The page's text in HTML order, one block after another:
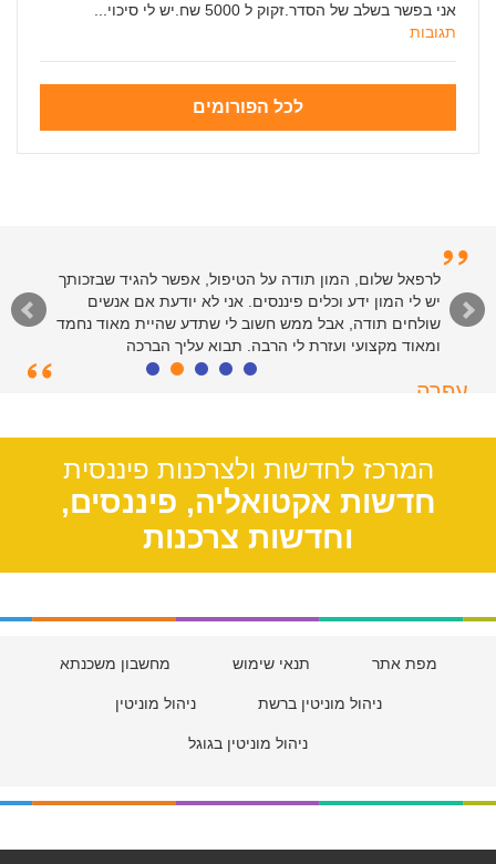
אני בפשר בשלב של הסדר.זקוק ל 5000 שח.יש לי סיכוי...
תגובות
לכל הפורומים
לרפאל שלום, המון תודה על הטיפול, אפשר להגיד שבזכותך
יש לי המון ידע וכלים פיננסים. אני לא יודעת אם אנשים
שולחים תודה, אבל ממש חשוב לי שתדע שהיית מאוד נחמד
ומאוד מקצועי ועזרת לי הרבה. תבוא עליך הברכה
עפרה
המרכז לחדשות ולצרכנות פיננסית
חדשות אקטואליה, פיננסים,
וחדשות צרכנות
מפת אתר תנאי שימוש מחשבון משכנתא
ניהול מוניטין ברשת ניהול מוניטין
ניהול מוניטין בגוגל